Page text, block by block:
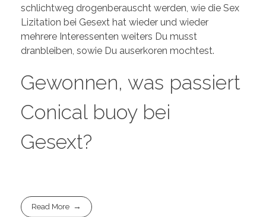
schlichtweg drogenberauscht werden, wie die Sex
Lizitation bei Gesext hat wieder und wieder
mehrere Interessenten weiters Du musst
dranbleiben, sowie Du auserkoren mochtest.
Gewonnen, was passiert
Conical buoy bei
Gesext?
Read More